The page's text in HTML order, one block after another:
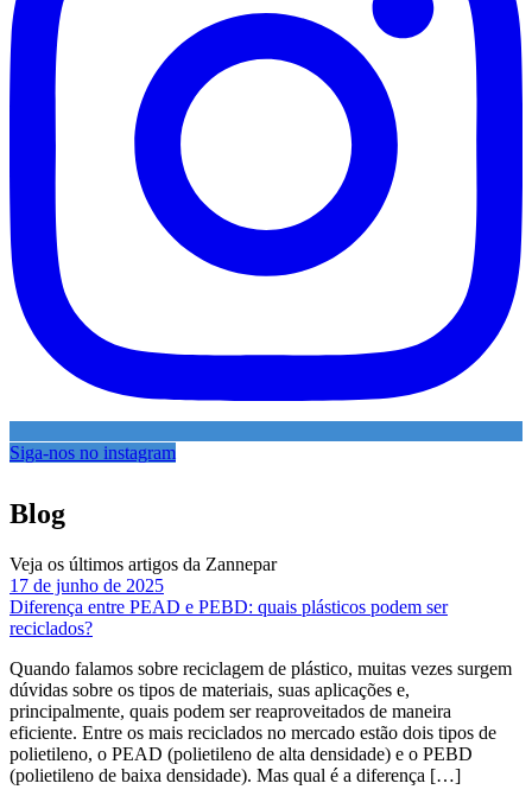
Siga-nos no instagram
Blog
Veja os últimos artigos da Zannepar
17 de junho de 2025
Diferença entre PEAD e PEBD: quais plásticos podem ser
reciclados?
Quando falamos sobre reciclagem de plástico, muitas vezes surgem
dúvidas sobre os tipos de materiais, suas aplicações e,
principalmente, quais podem ser reaproveitados de maneira
eficiente. Entre os mais reciclados no mercado estão dois tipos de
polietileno, o PEAD (polietileno de alta densidade) e o PEBD
(polietileno de baixa densidade). Mas qual é a diferença […]